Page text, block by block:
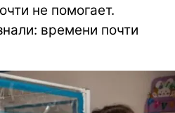
не помогает.
времени почти